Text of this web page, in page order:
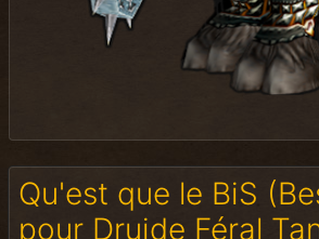
Qu'est que le BiS
pour Druide Féral